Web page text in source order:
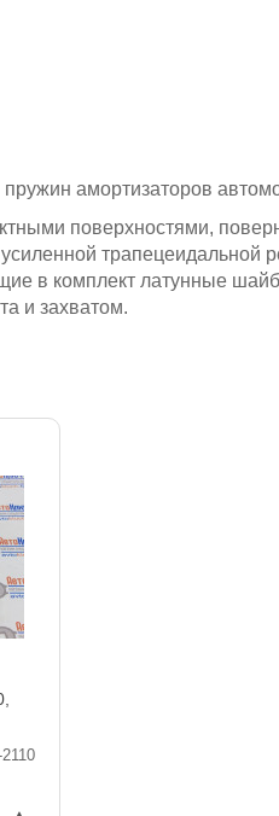
амортизаторов
поверхностями,
трапецеидальной
в комплект латунные
и захватом.